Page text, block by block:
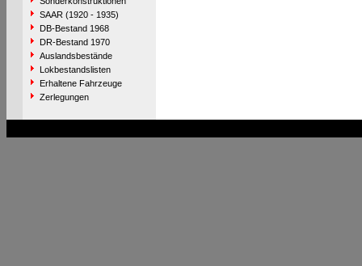
SAAR (1920 - 1935)
DB-Bestand 1968
DR-Bestand 1970
Auslandsbestände
Lokbestandslisten
Erhaltene Fahrzeuge
Zerlegungen